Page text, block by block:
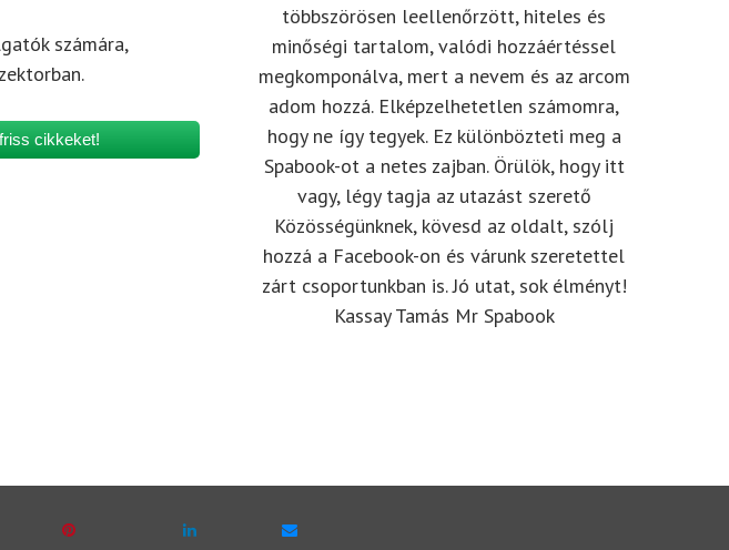
számára,
cikkeket!
többszörösen leellenőrzött, hiteles és
minőségi tartalom, valódi hozzáértéssel
megkomponálva, mert a nevem és az arcom
adom hozzá. Elképzelhetetlen számomra,
hogy ne így tegyek. Ez különbözteti meg a
Spabook-ot a netes zajban. Örülök, hogy itt
vagy, légy tagja az utazást szerető
Közösségünknek, kövesd az oldalt, szólj
hozzá a Facebook-on és várunk szeretettel
zárt csoportunkban is. Jó utat, sok élményt!
Kassay Tamás Mr Spabook